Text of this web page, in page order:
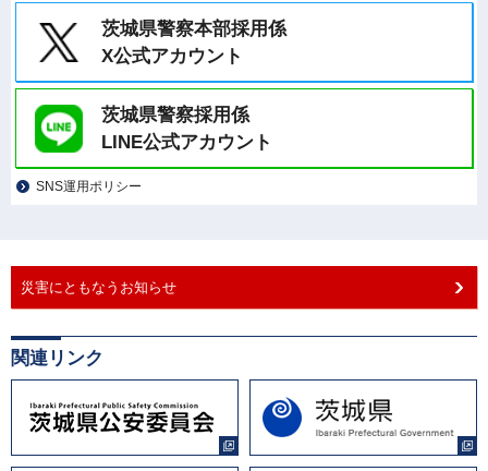
茨城県警察本部採用係
X公式アカウント
茨城県警察採用係
LINE公式アカウント
SNS運用ポリシー
災害にともなうお知らせ
関連リンク